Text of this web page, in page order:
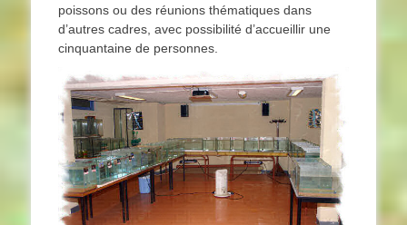
poissons ou des réunions thématiques dans
d’autres cadres, avec possibilité d’accueillir une
cinquantaine de personnes.